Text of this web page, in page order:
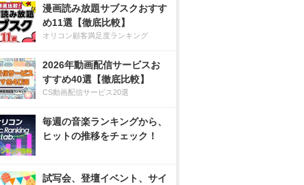
漫画読み放題サブスクおすす
め11選【徹底比較】
オリコン顧客満足度ランキング
2026年動画配信サービスお
すすめ40選【徹底比較】
CS動画配信サービス20選
毎週の音楽ランキングから、
ヒットの推移をチェック！
試写会、登壇イベント、サイ